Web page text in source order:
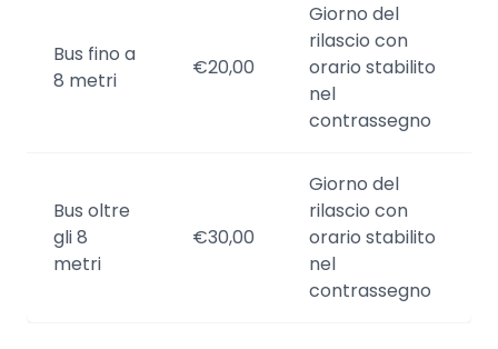
Bus fino a
8 metri
€20,00
Giorno del
rilascio con
orario stabilito
nel
contrassegno
Bus oltre
gli 8
metri
€30,00
Giorno del
rilascio con
orario stabilito
nel
contrassegno